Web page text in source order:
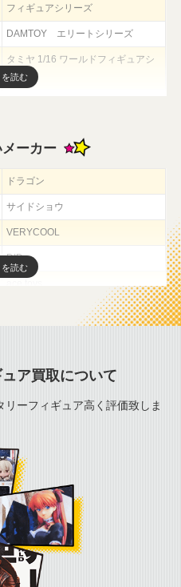
フィギュアシリーズ
DAMTOY エリートシリーズ
タミヤ 1/16 ワールドフィギュアシ
リーズ
ーカー
ドラゴン
サイドショウ
VERYCOOL
DID
ア買取について
ーフィギュア高く評価致しま